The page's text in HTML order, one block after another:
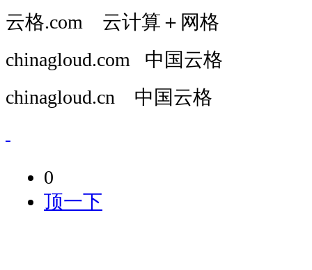
云格.com 云计算＋网格
chinagloud.com 中国云格
chinagloud.cn 中国云格
0
顶一下